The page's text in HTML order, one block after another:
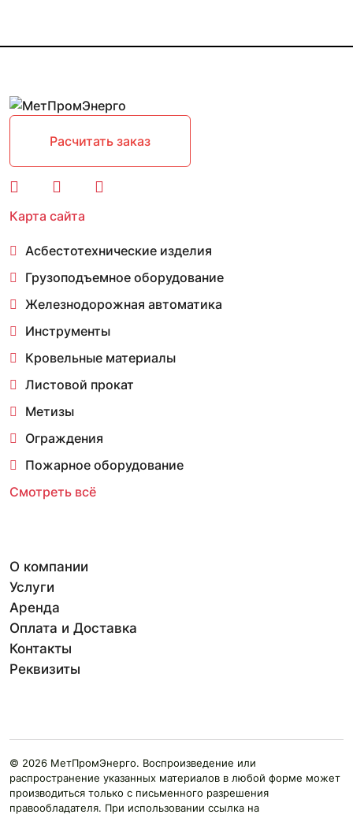
Расчитать заказ
Карта сайта
Асбестотехнические изделия
Грузоподъемное оборудование
Железнодорожная автоматика
Инструменты
Кровельные материалы
Листовой прокат
Метизы
Ограждения
Пожарное оборудование
Смотреть всё
О компании
Услуги
Аренда
Оплата и Доставка
Контакты
Реквизиты
© 2026 МетПромЭнерго. Воспроизведение или
распространение указанных материалов в любой форме может
производиться только с письменного разрешения
правообладателя. При использовании ссылка на